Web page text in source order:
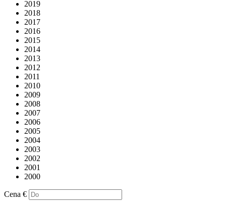
2019
2018
2017
2016
2015
2014
2013
2012
2011
2010
2009
2008
2007
2006
2005
2004
2003
2002
2001
2000
Cena €